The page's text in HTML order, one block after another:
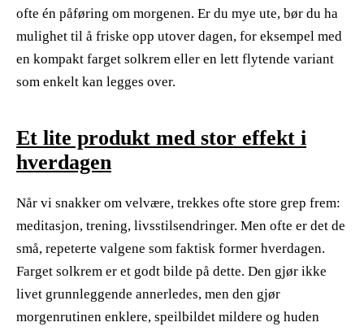
ofte én påføring om morgenen. Er du mye ute, bør du ha
mulighet til å friske opp utover dagen, for eksempel med
en kompakt farget solkrem eller en lett flytende variant
som enkelt kan legges over.
Et lite produkt med stor effekt i
hverdagen
Når vi snakker om velvære, trekkes ofte store grep frem:
meditasjon, trening, livsstilsendringer. Men ofte er det de
små, repeterte valgene som faktisk former hverdagen.
Farget solkrem er et godt bilde på dette. Den gjør ikke
livet grunnleggende annerledes, men den gjør
morgenrutinen enklere, speilbildet mildere og huden